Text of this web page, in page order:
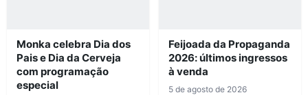
Monka celebra Dia dos
Pais e Dia da Cerveja
com programação
especial
Feijoada da Propaganda
2026: últimos ingressos
à venda
5 de agosto de 2026